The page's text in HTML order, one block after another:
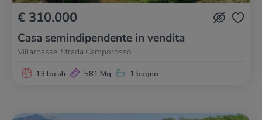
€ 310.000
Casa semindipendente in vendita
Villarbasse, Strada Camporosso
13 locali 581 Mq 1 bagno